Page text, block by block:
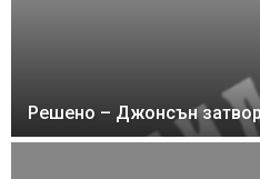
Решено – Джонсън